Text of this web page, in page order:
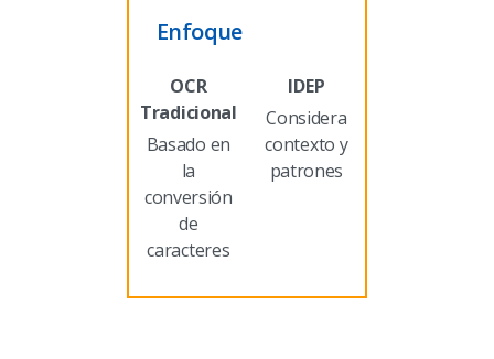
Enfoque
Basado en
la
conversión
de
caracteres
Considera
contexto y
patrones